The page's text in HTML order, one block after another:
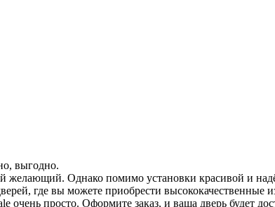
выгодно.
желающий. Однако помимо установки красивой и
где вы можете приобрести высококачественные
очень просто. Оформите заказ, и ваша дверь будет